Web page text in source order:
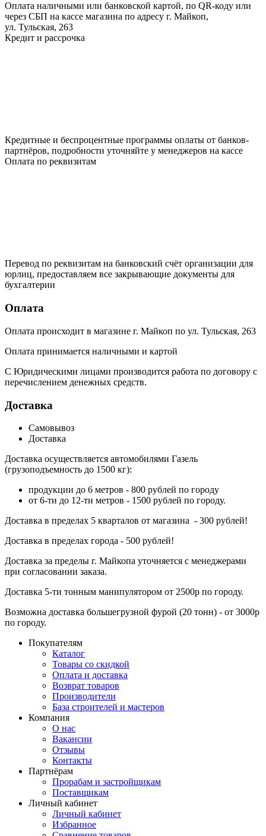
Оплата наличными или банковской картой, по QR-коду или
через СБП на кассе магазина по адресу г. Майкоп,
ул. Тульская, 263
Кредит и рассрочка
Кредитные и беспроцентные программы оплаты от банков-
партнёров, подробности уточняйте у менеджеров на кассе
Оплата по реквизитам
Перевод по реквизитам на банковский счёт организации для
юрлиц, предоставляем все закрывающие документы для
бухгалтерии
Оплата
Оплата происходит в магазине г. Майкоп по ул. Тульская, 263
Оплата принимается наличными и картой
С Юридическими лицами производится работа по договору с
перечислением денежных средств.
Доставка
Самовывоз
Доставка
Доставка осуществляется автомобилями Газель
(грузоподъемность до 1500 кг):
продукции до 6 метров - 800 рублей по городу
от 6-ти до 12-ти метров - 1500 рублей по городу.
Доставка в пределах 5 кварталов от магазина - 300 рублей!
Доставка в пределах города - 500 рублей!
Доставка за пределы г. Майкопа уточняется с менеджерами
при согласовании заказа.
Доставка 5-ти тонным манипулятором от 2500р по городу.
Возможна доставка большегрузной фурой (20 тонн) - от 3000р
по городу.
Покупателям
Каталог
Товары со скидкой
Оплата и доставка
Возврат товаров
Производители
База строителей и мастеров
Компания
О нас
Вакансии
Отзывы
Контакты
Партнёрам
Прорабам и застройщикам
Поставщикам
Личный кабинет
Личный кабинет
Избранное